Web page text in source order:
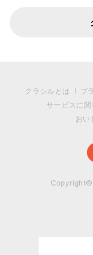
クラシルとは プ
サービスに
おい
Copyright©